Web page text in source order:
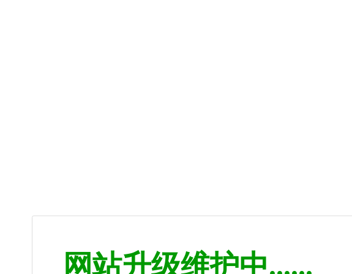
网站升级维护中......